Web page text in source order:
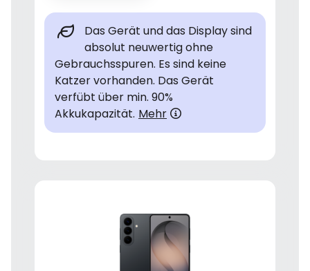
Das Gerät und das Display sind
absolut neuwertig ohne
Gebrauchsspuren. Es sind keine
Katzer vorhanden. Das Gerät
verfübt über min. 90%
Akkukapazität. Mehr